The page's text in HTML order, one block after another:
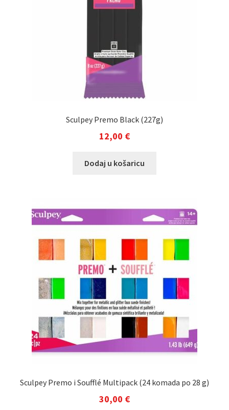
Sculpey Premo Black (227g)
12,00 €
Dodaj u košaricu
Sculpey Premo i Soufflé Multipack (24 komada po 28 g)
30,00 €